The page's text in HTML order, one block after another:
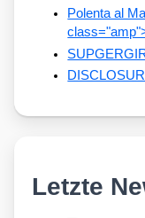
Polenta al
Letzte